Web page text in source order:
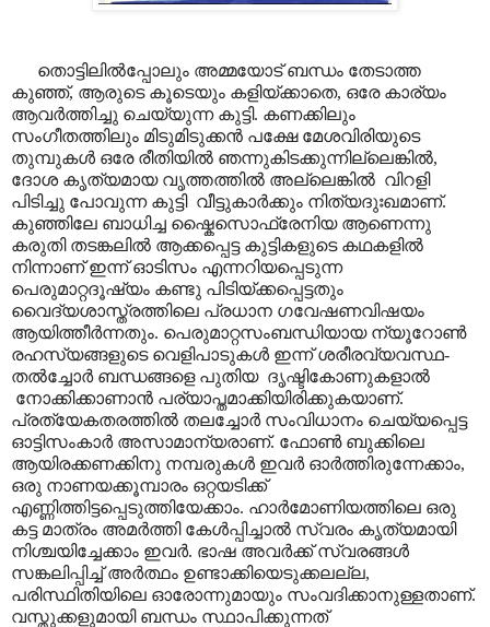
തൊട്ടിലിൽ‌പ്പോലും അമ്മയോട് ബന്ധം തേടാത്ത
കുഞ്ഞ്, ആരുടെ കൂടെയും കളിയ്ക്കാതെ, ഒരേ കാര്യം
ആവർത്തിച്ചു ചെയ്യുന്ന കുട്ടി. കണക്കിലും
സംഗീതത്തിലും മിടുമിടുക്കൻ പക്ഷേ മേശവിരിയുടെ
തുമ്പുകൾ ഒരേ രീതിയിൽ ഞന്നുകിടക്കുന്നില്ലെങ്കിൽ,
ദോശ കൃത്യമായ വൃത്തത്തിൽ അല്ലെങ്കിൽ വിറളി
പിടിച്ചു പോവുന്ന കുട്ടി വീട്ടുകാർക്കും നിത്യദുഃഖമാണ്.
കുഞ്ഞിലേ ബാധിച്ച ഷ്കൈസൊഫ്രേനിയ ആണെന്നു
കരുതി തടങ്കലിൽ ആക്കപ്പെട്ട കുട്ടികളുടെ കഥകളിൽ
നിന്നാണ് ഇന്ന് ഓടിസം എന്നറിയപ്പെടുന്ന
പെരുമാറ്റദൂഷ്യം കണ്ടു പിടിയ്ക്കപ്പെട്ടതും
വൈദ്യശാസ്ത്രത്തിലെ പ്രധാന ഗവേഷണവിഷയം
ആയിത്തീർന്നതും. പെരുമാറ്റസംബന്ധിയായ ന്യൂറോൺ
രഹസ്യങ്ങളുടെ വെളിപാടുകൾ ഇന്ന് ശരീരവ്യവസ്ഥ-
തൽച്ചോർ ബന്ധങ്ങളെ പുതിയ ദൃഷ്ടികോണുകളാൽ
നോക്കിക്കാണാൻ പര്യാപ്തമാക്കിയിരിക്കുകയാണ്.
പ്രത്യേകതരത്തിൽ തലച്ചോർ സംവിധാനം ചെയ്യപ്പെട്ട
ഓട്ടിസംകാർ അസാമാന്യരാണ്. ഫോൺ ബുക്കിലെ
ആയിരക്കണക്കിനു നമ്പരുകൾ ഇവർ ഓർത്തിരുന്നേക്കാം,
ഒരു നാണയക്കൂമ്പാരം ഒറ്റയടിക്ക്
എണ്ണിത്തിട്ടപ്പെടുത്തിയേക്കാം. ഹാർമോണിയത്തിലെ ഒരു
കട്ട മാത്രം അമർത്തി കേൾപ്പിച്ചാൽ സ്വരം കൃത്യമായി
നിശ്ചയിച്ചേക്കാം ഇവർ. ഭാഷ അവർക്ക് സ്വരങ്ങൾ
സങ്കലിപ്പിച്ച് അർത്ഥം ഉണ്ടാക്കിയെടുക്കലല്ല,
പരിസ്ഥിതിയിലെ ഓരോന്നുമായും സംവദിക്കാനുള്ളതാണ്.
വസ്തുക്കളുമായി ബന്ധം സ്ഥാപിക്കുന്നത്